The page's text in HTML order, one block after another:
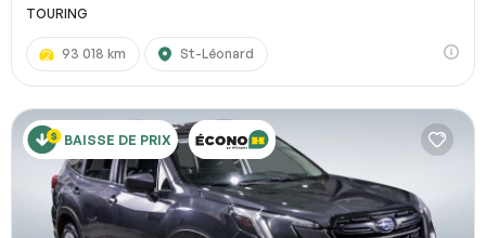
TOURING
93 018 km St-Léonard
BAISSE DE PRIX